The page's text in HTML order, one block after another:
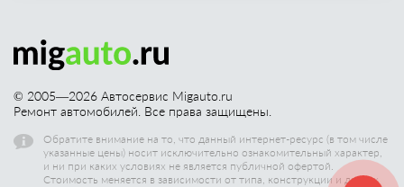
© 2005—2026 Автосервис Migauto.ru
Ремонт автомобилей. Все права защищены.
Обратите внимание на то, что данный интернет-ресурс (в том числе
указанные цены) носит исключительно ознакомительный характер,
и ни при каких условиях не является публичной офертой.
Стоимость меняется в зависимости от типа, конструкции и других